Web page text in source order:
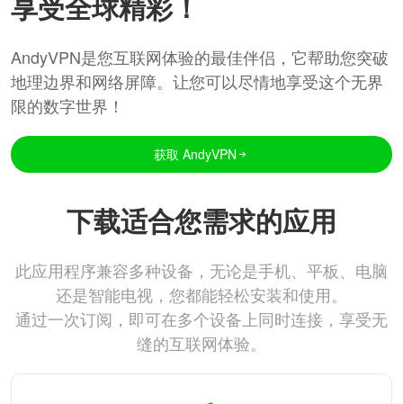
AndyVPN是您互联网体验的最佳伴侣，它帮助您突破
地理边界和网络屏障。让您可以尽情地享受这个无界
限的数字世界！
获取 AndyVPN
下载适合您需求的应用
此应用程序兼容多种设备，无论是手机、平板、电脑
还是智能电视，您都能轻松安装和使用。
通过一次订阅，即可在多个设备上同时连接，享受无
缝的互联网体验。